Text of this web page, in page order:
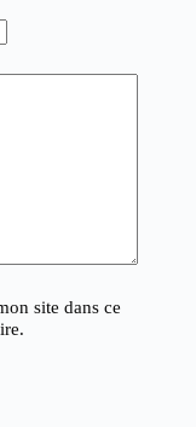
site dans ce